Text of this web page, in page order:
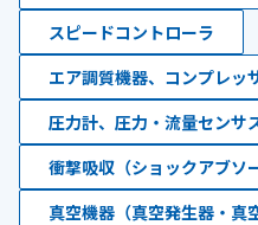
スピードコントローラ
エア調質機器、コンプレッ
圧力計、圧力・流量センサ
衝撃吸収（ショックアブソ
真空機器（真空発生器・真